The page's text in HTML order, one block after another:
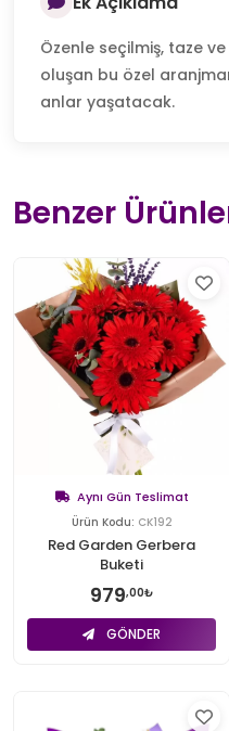
Özenle seçilmiş, taze
oluşan bu özel
anlar yaşatacak.
Benzer
Aynı Gün Teslimat
Ürün Kodu: CK192
Red Garden Gerbera
Buketi
979,00₺
GÖNDER